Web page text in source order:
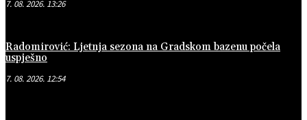
7. 08. 2026. 13:26
Radomirović: Ljetnja sezona na Gradskom bazenu počela
uspješno
7. 08. 2026. 12:54